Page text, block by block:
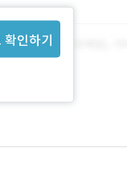
확인하기